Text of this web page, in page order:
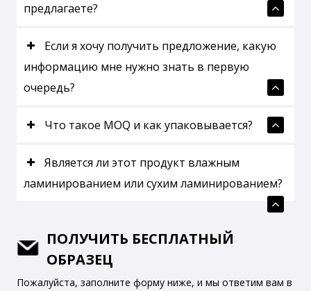
предлагаете?
Если я хочу получить предложение, какую
информацию мне нужно знать в первую
очередь?
Что такое MOQ и как упаковывается?
Является ли этот продукт влажным
ламинированием или сухим ламинированием?
ПОЛУЧИТЬ БЕСПЛАТНЫЙ
ОБРАЗЕЦ
Пожалуйста, заполните форму ниже, и мы ответим вам в